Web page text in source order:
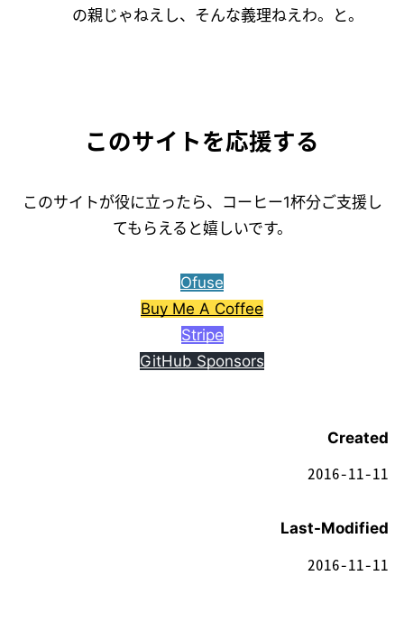
の親じゃねえし、そんな義理ねえわ。と。
このサイトを応援する
このサイトが役に立ったら、コーヒー1杯分ご支援し
てもらえると嬉しいです。
Ofuse
Buy Me A Coffee
Stripe
GitHub Sponsors
Created
2016-11-11
Last-Modified
2016-11-11